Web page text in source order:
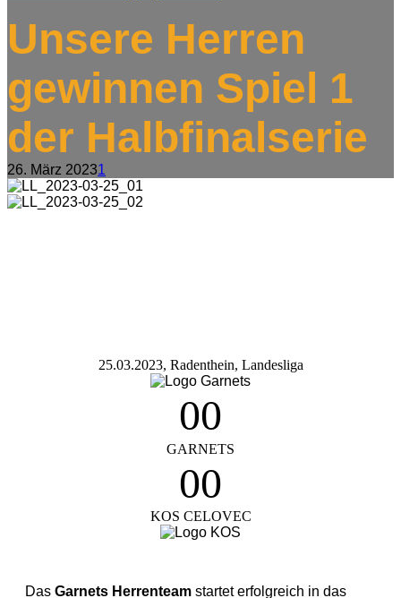
Unsere Herren
gewinnen Spiel 1
der Halbfinalserie
26. März 20231
25.03.2023, Radenthein, Landesliga
0
1
2
0
1
2
GARNETS
0
1
2
0
1
2
KOS CELOVEC
Das Garnets Herrenteam startet erfolgreich in das